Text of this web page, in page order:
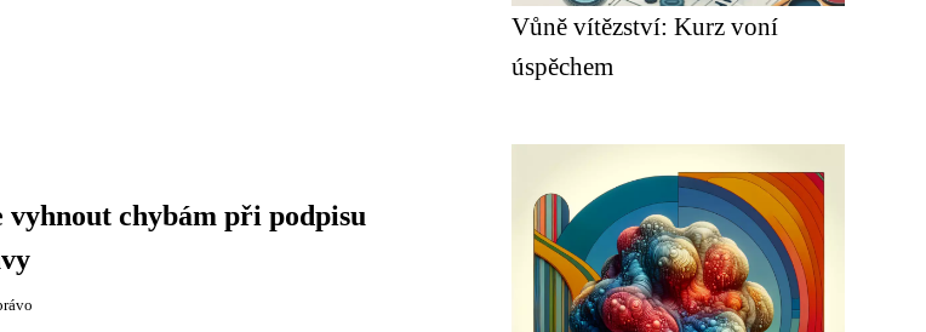
vyhnout chybám při podpisu
Vůně vítězství: Kurz voní
úspěchem